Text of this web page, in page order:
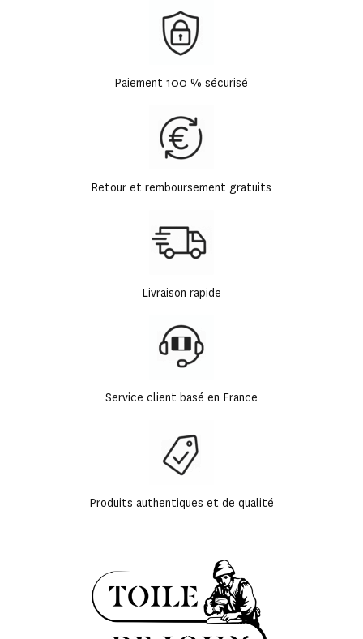
Paiement 100 % sécurisé
Retour et remboursement gratuits
Livraison rapide
Service client basé en France
Produits authentiques et de qualité